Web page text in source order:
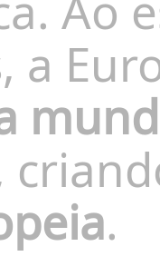
a
.